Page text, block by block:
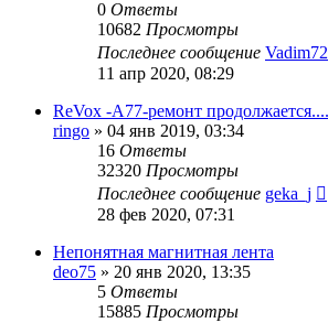
0 Ответы
10682 Просмотры
Последнее сообщение Vadim72
11 апр 2020, 08:29
ReVox -A77-ремонт
ringo » 04 янв 2019, 03:34
16 Ответы
32320 Просмотры
Последнее сообщение geka_j
28 фев 2020, 07:31
Непонятная магнитная лента
deo75 » 20 янв 2020, 13:35
5 Ответы
15885 Просмотры